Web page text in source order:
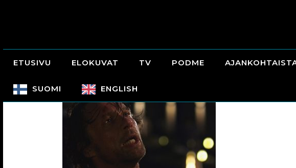
ETUSIVU ELOKUVAT TV PODME
SUOMI ENGLISH